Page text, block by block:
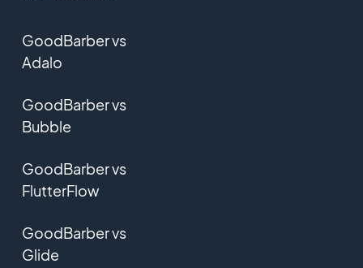
GoodBarber vs
Adalo
GoodBarber vs
Bubble
GoodBarber vs
FlutterFlow
GoodBarber vs
Glide